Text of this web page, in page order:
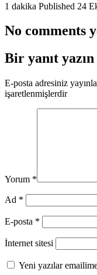
1 dakika Published 24
No comments
Bir yanıt yazın
E-posta adresiniz
işaretlenmişlerdir
Yorum *
Ad *
E-posta *
İnternet sitesi
Yeni yazılar